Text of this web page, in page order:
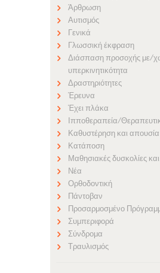
Άρθρωση
Αυτισμός
Γενικά
Γλωσσική έκφραση
Διάσπαση προσοχής με/
υπερκινητικότητα
Δραστηριότητες
Έρευνα
Έχει πλάκα
Ιπποθεραπεία/
Καθυστέρηση και
Κατάποση
Μαθησιακές δυσκολίες
Νέα
Ορθοδοντική
Πάντοβαν
Προσαρμοσμένο
Συμπεριφορά
Σύνδρομα
Τραυλισμός